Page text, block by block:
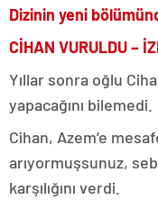
Dizinin yeni
CİHAN VURULDU –
Yıllar sonra oğlu
yapacağını bilemedi.
Cihan, Azem’e
arıyormuşsunuz,
karşılığını verdi.